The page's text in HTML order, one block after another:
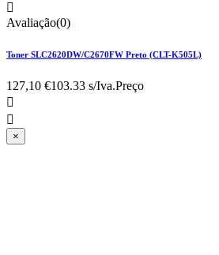

Avaliação(0)
Toner SLC2620DW/C2670FW Preto (CLT-K505L)
127,10 €103.33 s/Iva.Preço


×